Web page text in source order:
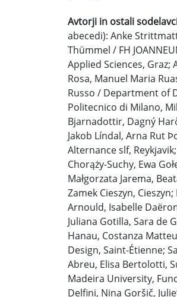
Avtorji in ostali
abecedi): Anke
Thümmel / FH
Applied Sciences, Graz;
Rosa, Manuel Maria
Russo / Department of
Politecnico di Milano,
Bjarnadottir, Dagný
Jakob Líndal, Arna Rut
Alternance slf,
Chorąży-Suchy, Ewa
Małgorzata Jarema,
Zamek Cieszyn,
Arnould, Isabelle
Juliana Gotilla, Sara de
Hanau, Costanza
Design, Saint-Étienne;
Abreu, Elisa Bertolotti,
Madeira University,
Delfini, Nina Goršič,